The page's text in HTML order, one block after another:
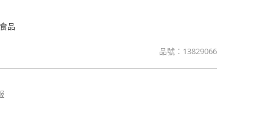
品
品號： 13829066